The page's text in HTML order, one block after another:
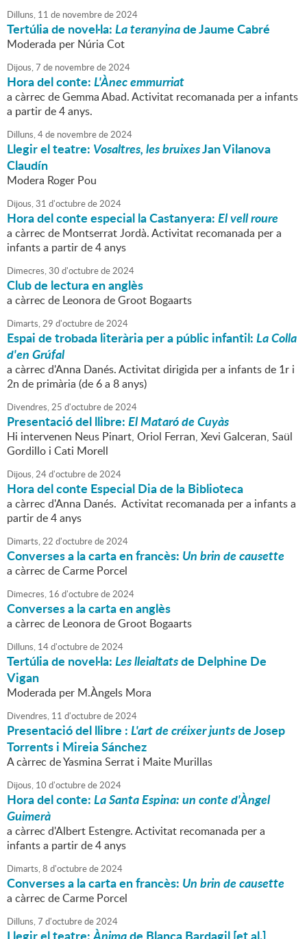
Dilluns, 11 de novembrede2024
Tertúlia de novel·la:La teranyinade Jaume Cabré
Moderada per Núria Cot
Dijous,7 de novembrede2024
Hora del conte:L'Ànec emmurriat
a càrrec de Gemma Abad. Activitat recomanada per a infants
a partir de 4 anys.
Dilluns,4de novembrede2024
Llegir el teatre: Vosaltres, les bruixesJan Vilanova
Claudín
Modera Roger Pou
Dijous,31 d'octubrede2024
Hora del conte especial la Castanyera:El vell roure
a càrrec de Montserrat Jordà. Activitat recomanada per a
infants a partir de 4 anys
Dimecres,30 d'octubrede2024
Club de lectura en anglès
a càrrec de Leonora de Groot Bogaarts
Dimarts,29 d'octubrede2024
Espai de trobada literària per a públic infantil:La Colla
d'en Grúfal
a càrrec d'Anna Danés. Activitat dirigida per a infants de 1r i
2n de primària (de 6 a 8 anys)
Divendres,25 d'octubrede2024
Presentació del llibre:El Mataró de Cuyàs
Hi intervenen Neus Pinart, Oriol Ferran, Xevi Galceran, Saül
Gordillo i Cati Morell
Dijous,24d'octubrede2024
Hora del conte Especial Dia de la Biblioteca
a càrrec d'Anna Danés. Activitat recomanada per a infants a
partir de 4 anys
Dimarts,22 d'octubrede2024
Converses a la carta en francès: Un brin de causette
a càrrec de Carme Porcel
Dimecres, 16 d'octubrede2024
Converses a la carta en anglès
a càrrec de Leonora de Groot Bogaarts
Dilluns, 14d'octubrede2024
Tertúlia de novel·la:Les lleialtatsde Delphine De
Vigan
Moderada per M.Àngels Mora
Divendres, 11 d'octubrede2024
Presentació del llibre :L'art de créixer juntsde Josep
Torrents i Mireia Sánchez
A càrrec de Yasmina Serrat i Maite Murillas
Dijous, 10 d'octubrede2024
Hora del conte:La Santa Espina: un conte d'Àngel
Guimerà
a càrrec d'Albert Estengre. Activitat recomanada per a
infants a partir de 4 anys
Dimarts,8 d'octubrede2024
Converses a la carta en francès: Un brin de causette
a càrrec de Carme Porcel
Dilluns,7 d'octubrede2024